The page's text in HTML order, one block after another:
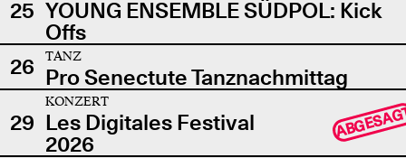
25 YOUNG ENSEMBLE SÜDPOL: Kick
Offs
26
TANZ
Pro Senectute Tanznachmittag
29
KONZERT
Les Digitales Festival
2026